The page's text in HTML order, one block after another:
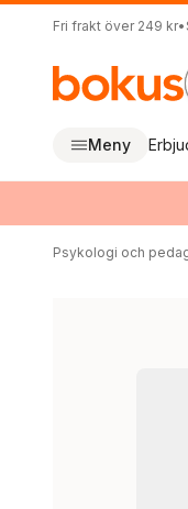
Fri frakt över 249 kr•
Meny
Psykologi och